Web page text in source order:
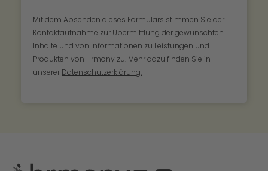
Mit dem Absenden dieses Formulars stimmen Sie der
Kontaktaufnahme zur Übermittlung der gewünschten
Inhalte und von Informationen zu Leistungen und
Produkten von Hrmony zu. Mehr dazu finden Sie in
unserer Datenschutzerklärung.